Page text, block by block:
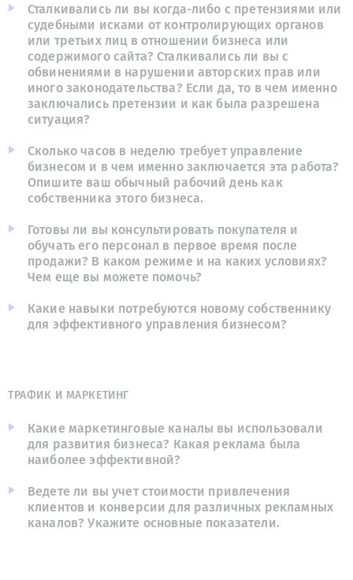
Сталкивались ли вы когда-либо с претензиями или
судебными исками от контролирующих органов
или третьих лиц в отношении бизнеса или
содержимого сайта? Сталкивались ли вы с
обвинениями в нарушении авторских прав или
иного законодательства? Если да, то в чем именно
заключались претензии и как была разрешена
ситуация?
Сколько часов в неделю требует управление
бизнесом и в чем именно заключается эта работа?
Опишите ваш обычный рабочий день как
собственника этого бизнеса.
Готовы ли вы консультировать покупателя и
обучать его персонал в первое время после
продажи? В каком режиме и на каких условиях?
Чем еще вы можете помочь?
Какие навыки потребуются новому собственнику
для эффективного управления бизнесом?
ТРАФИК И МАРКЕТИНГ
Какие маркетинговые каналы вы использовали
для развития бизнеса? Какая реклама была
наиболее эффективной?
Ведете ли вы учет стоимости привлечения
клиентов и конверсии для различных рекламных
каналов? Укажите основные показатели.